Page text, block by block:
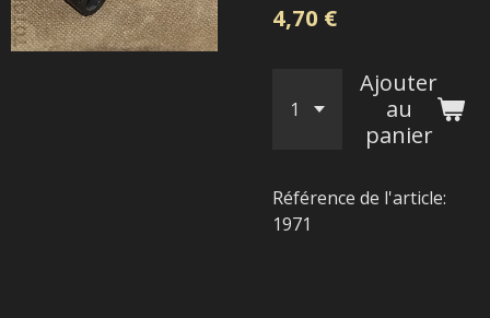
4,70 €
Ajouter
au
panier
Référence de l'article:
1971